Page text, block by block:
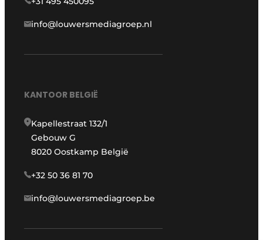
info@louwersmediagroep.nl
KANTOOR BELGIË
Kapellestraat 132/1
Gebouw G
8020 Oostkamp België
+32 50 36 81 70
info@louwersmediagroep.be